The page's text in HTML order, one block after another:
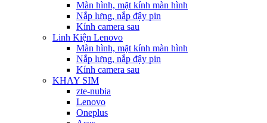
Màn hình, mặt kính màn hình
Nắp lưng, nắp đậy pin
Kính camera sau
Linh Kiện Lenovo
Màn hình, mặt kính màn hình
Nắp lưng, nắp đậy pin
Kính camera sau
KHAY SIM
zte-nubia
Lenovo
Oneplus